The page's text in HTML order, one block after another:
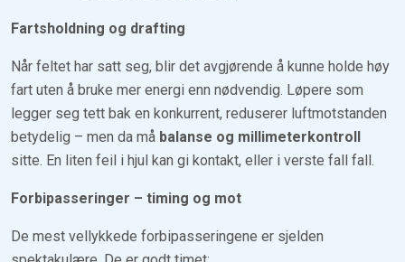
Fartsholdning og drafting
Når feltet har satt seg, blir det avgjørende å kunne holde høy
fart uten å bruke mer energi enn nødvendig. Løpere som
legger seg tett bak en konkurrent, reduserer luftmotstanden
betydelig – men da må balanse og millimeterkontroll
sitte. En liten feil i hjul kan gi kontakt, eller i verste fall fall.
Forbipasseringer – timing og mot
De mest vellykkede forbipasseringene er sjelden